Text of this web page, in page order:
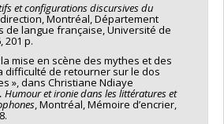
et configurations discursives du
Montréal, Département
de langue française, Université de
201 p.
mise en scène des mythes et des
difficulté de retourner sur le dos
», dans Christiane Ndiaye
Humour et ironie dans les littératures et
, Montréal, Mémoire d’encrier,